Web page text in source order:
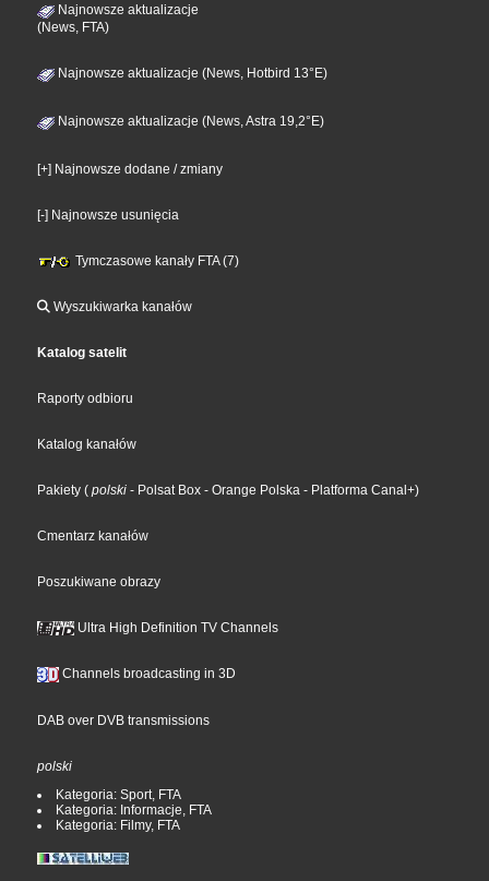
Najnowsze aktualizacje
(News, FTA)
Najnowsze aktualizacje (News, Hotbird 13°E)
Najnowsze aktualizacje (News, Astra 19,2°E)
[+] Najnowsze dodane / zmiany
[-] Najnowsze usunięcia
Tymczasowe kanały FTA (7)
Wyszukiwarka kanałów
Katalog satelit
Raporty odbioru
Katalog kanałów
Pakiety ( polski - Polsat Box - Orange Polska - Platforma Canal+)
Cmentarz kanałów
Poszukiwane obrazy
Ultra High Definition TV Channels
Channels broadcasting in 3D
DAB over DVB transmissions
polski
Kategoria: Sport, FTA
Kategoria: Informacje, FTA
Kategoria: Filmy, FTA